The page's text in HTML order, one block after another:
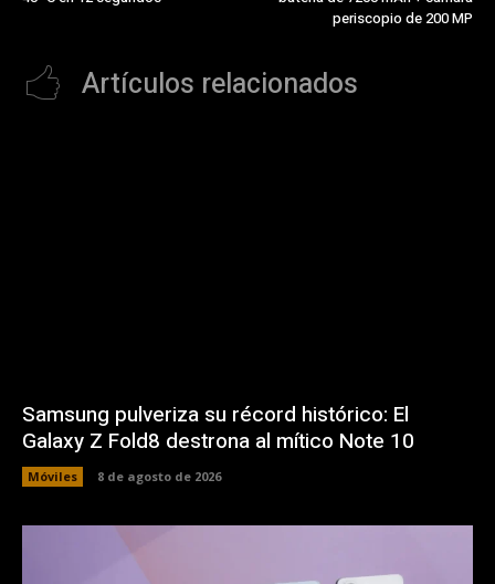
periscopio de 200 MP
Artículos relacionados
Samsung pulveriza su récord histórico: El
Galaxy Z Fold8 destrona al mítico Note 10
Móviles 8 de agosto de 2026